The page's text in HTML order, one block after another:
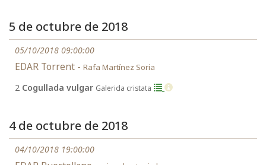
5 de octubre de 2018
05/10/2018 09:00:00
EDAR Torrent - Rafa Martínez Soria
2 Cogullada vulgar Galerida cristata
4 de octubre de 2018
04/10/2018 19:00:00